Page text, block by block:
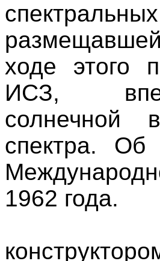
ходе этого
ИСЗ,
солнечной
спектра.
1962 года.